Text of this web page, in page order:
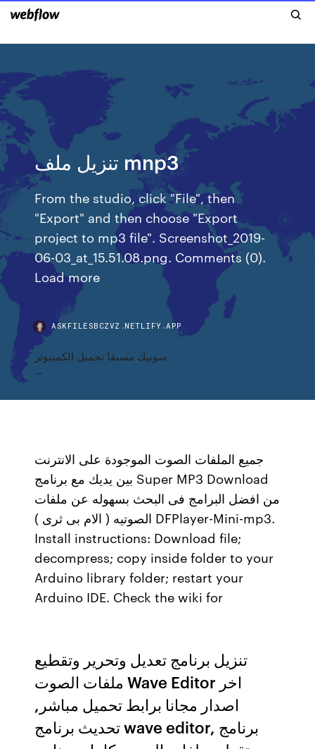
تنزيل ملف mnp3
From the studio, click "File", then
"Export" and then choose "Export
project to mp3 file". Screenshot_2019-
06-03_at_15.51.08.png. Comments (0).
Load more
ASKFILESBCZVZ.NETLIFY.APP
سونيك مسبقا تحميل الكمبيوتر
جميع الملفات الصوت الموجودة على الانترنت
بين يديك مع برنامج Super MP3 Download
من افضل البرامج فى البحث بسهوله عن ملفات
الصوتيه ( الام بى ثرى ) DFPlayer-Mini-mp3.
Install instructions: Download file;
decompress; copy inside folder to your
Arduino library folder; restart your
Arduino IDE. Check the wiki for
تنزيل برنامج تعديل وتحرير وتقطيع
ملفات الصوت Wave Editor اخر
اصدار مجانا برابط تحميل مباشر,
تحديث برنامج wave editor, برنامج